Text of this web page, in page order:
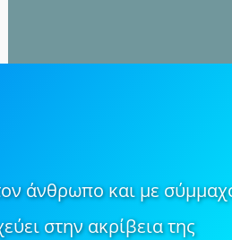
άνθρωπο και με
στην ακρίβεια της